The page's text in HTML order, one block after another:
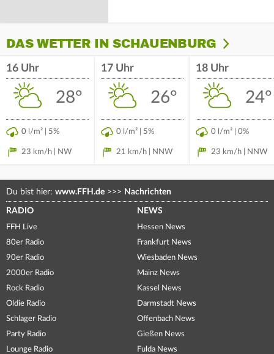
DAS WETTER IN SCHAUENBURG
16 Uhr
28°
0 l/m² | 5%
23 km/h | NW
17 Uhr
26°
0 l/m² | 5%
21 km/h | NNW
18 Uhr
24°
0 l/m² | 0%
23 km/h | NNW
Du bist hier: www.FFH.de >>> Nachrichten
RADIO
FFH Live
80er Radio
90er Radio
2000er Radio
Rock Radio
Oldie Radio
Schlager Radio
Party Radio
Lounge Radio
NEWS
Hessen News
Frankfurt News
Wiesbaden News
Mainz News
Kassel News
Darmstadt News
Offenbach News
Gießen News
Fulda News